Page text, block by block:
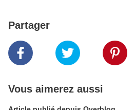
Partager
Vous aimerez aussi